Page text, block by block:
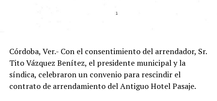
Córdoba, Ver.- Con el consentimiento del arrendador, Sr.
Tito Vázquez Benítez, el presidente municipal y la
síndica, celebraron un convenio para rescindir el
contrato de arrendamiento del Antiguo Hotel Pasaje.